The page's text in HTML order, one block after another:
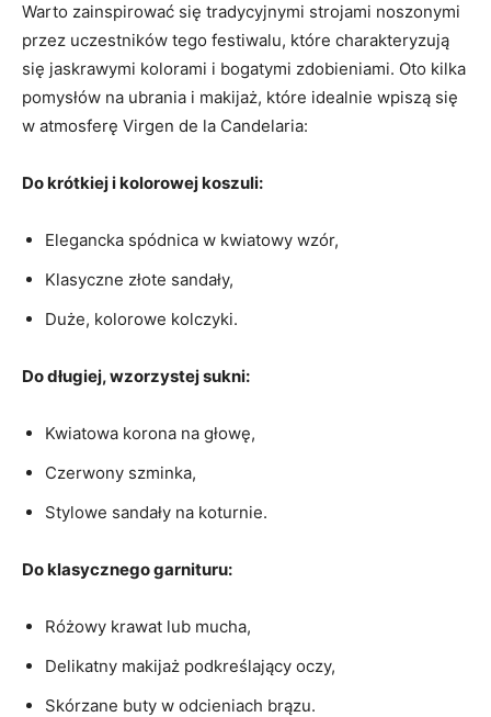
Warto ‌zainspirować się tradycyjnymi strojami noszonymi
przez⁢ uczestników tego festiwalu, które charakteryzują
się ‍jaskrawymi kolorami i bogatymi zdobieniami. Oto kilka
pomysłów na ubrania i makijaż, które‍ idealnie⁣ wpiszą⁤ się
w​ atmosferę ⁤Virgen ⁤de la ‍Candelaria:
Do krótkiej i kolorowej koszuli:
Elegancka spódnica w kwiatowy⁤ wzór,
Klasyczne ⁢złote sandały,
Duże, kolorowe kolczyki.
Do długiej, wzorzystej sukni:
Kwiatowa korona ‌na​ głowę,
Czerwony szminka,
Stylowe sandały ​na​ koturnie. ⁣
Do klasycznego garnituru:
Różowy krawat lub ​mucha,
Delikatny makijaż podkreślający oczy,
Skórzane​ buty w odcieniach‌ brązu.